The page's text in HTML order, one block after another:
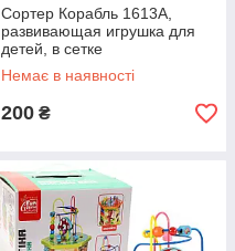
Сортер Корабль 1613A,
развивающая игрушка для
детей, в сетке
Немає в наявності
200 ₴